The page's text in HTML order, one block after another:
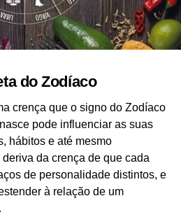
e Ísis
do Zodíaco
crença que o signo do Zodíaco
pode influenciar as suas
hábitos e até mesmo
da crença de que cada
de personalidade distintos, e
à relação de um